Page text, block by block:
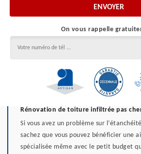
On vous rappelle
Rénovation de toiture infiltrée pas
Si vous avez un problème sur
sachez que vous pouvez bénéficier une
spécialisée même avec le petit budget